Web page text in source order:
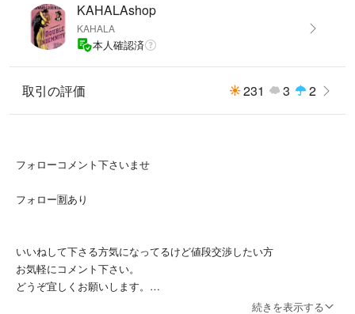
KAHALAshop
KAHALA
本人確認済
取引の評価 231 3 2
フォローコメント下さいませ
フォロー🈹あり
いいねして下さる方気になってるけど値段交渉したい方
お気軽にコメント下さい。
どうぞ宜しくお願いします。
続きを表示する